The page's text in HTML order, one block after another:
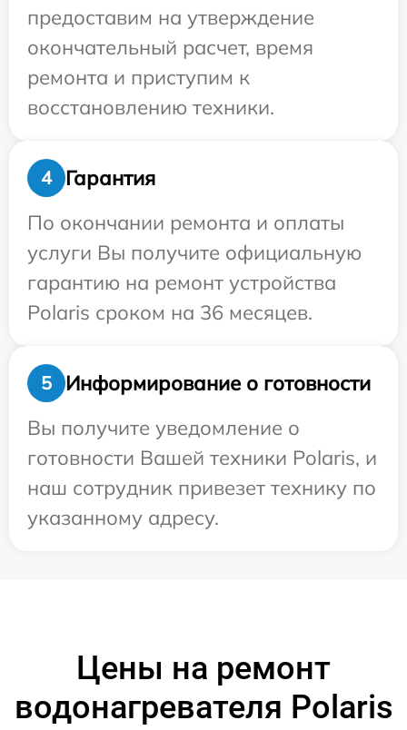
предоставим на утверждение
окончательный расчет, время
ремонта и приступим к
восстановлению техники.
4
Гарантия
По окончании ремонта и оплаты
услуги Вы получите официальную
гарантию на ремонт устройства
Polaris сроком на 36 месяцев.
5
Информирование о готовности
Вы получите уведомление о
готовности Вашей техники Polaris, и
наш сотрудник привезет технику по
указанному адресу.
Цены на ремонт
водонагревателя Polaris